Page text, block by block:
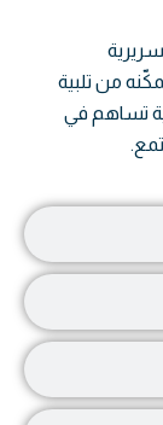
من تلبية
تساهم في